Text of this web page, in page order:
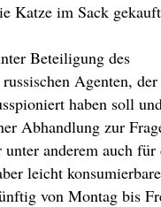
Katze im Sack
Beteiligung des
Agenten,
haben soll
Abhandlung zur
anderem auch für
leicht
von Montag bis